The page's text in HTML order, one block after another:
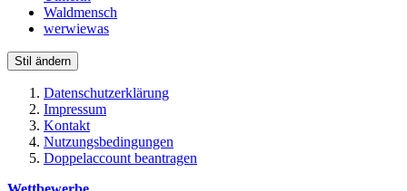
Waldmensch
werwiewas
Stil ändern
Datenschutzerklärung
Impressum
Kontakt
Nutzungsbedingungen
Doppelaccount beantragen